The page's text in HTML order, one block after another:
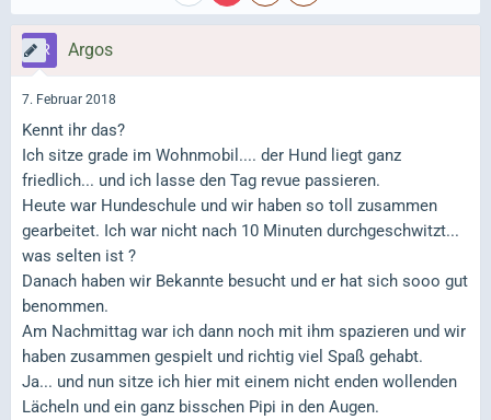
Argos
7. Februar 2018
Kennt ihr das?
Ich sitze grade im Wohnmobil.... der Hund liegt ganz
friedlich... und ich lasse den Tag revue passieren.
Heute war Hundeschule und wir haben so toll zusammen
gearbeitet. Ich war nicht nach 10 Minuten durchgeschwitzt...
was selten ist ?
Danach haben wir Bekannte besucht und er hat sich sooo gut
benommen.
Am Nachmittag war ich dann noch mit ihm spazieren und wir
haben zusammen gespielt und richtig viel Spaß gehabt.
Ja... und nun sitze ich hier mit einem nicht enden wollenden
Lächeln und ein ganz bisschen Pipi in den Augen.